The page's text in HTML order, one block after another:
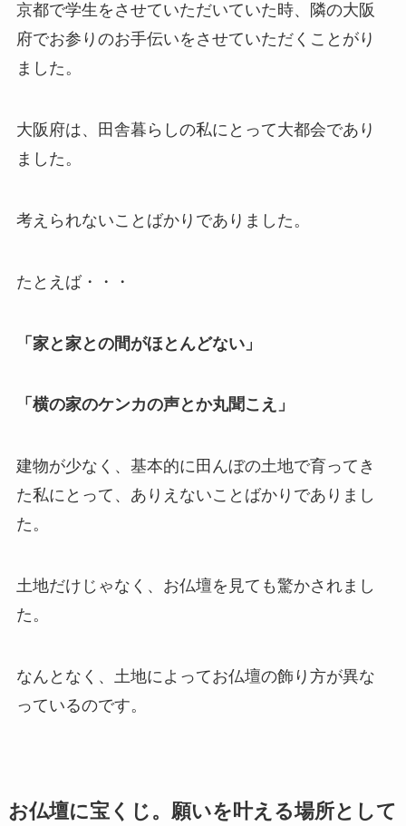
京都で学生をさせていただいていた時、隣の大阪
府でお参りのお手伝いをさせていただくことがり
ました。
大阪府は、田舎暮らしの私にとって大都会であり
ました。
考えられないことばかりでありました。
たとえば・・・
「家と家との間がほとんどない」
「横の家のケンカの声とか丸聞こえ」
建物が少なく、基本的に田んぼの土地で育ってき
た私にとって、ありえないことばかりでありまし
た。
土地だけじゃなく、お仏壇を見ても驚かされまし
た。
なんとなく、土地によってお仏壇の飾り方が異な
っているのです。
お仏壇に宝くじ。願いを叶える場所として